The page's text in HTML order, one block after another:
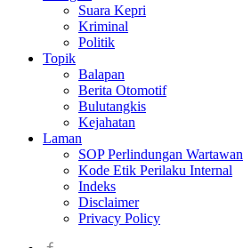
Suara Kepri
Kriminal
Politik
Topik
Balapan
Berita Otomotif
Bulutangkis
Kejahatan
Laman
SOP Perlindungan Wartawan
Kode Etik Perilaku Internal
Indeks
Disclaimer
Privacy Policy